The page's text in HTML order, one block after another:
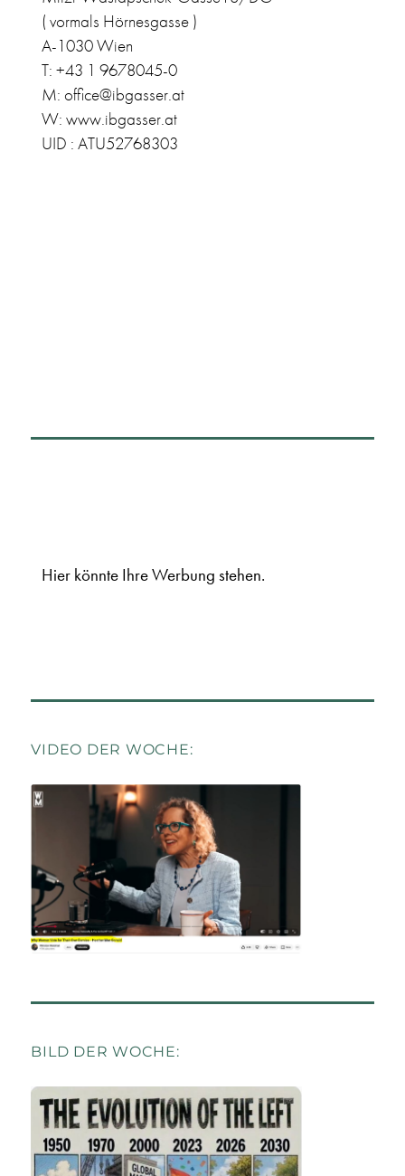
( vormals Hörnesgasse )
A-1030 Wien
T: +43 1 9678045-0
M: office@ibgasser.at
W: www.ibgasser.at
UID : ATU52768303
Hier könnte Ihre Werbung stehen.
VIDEO DER WOCHE:
BILD DER WOCHE: